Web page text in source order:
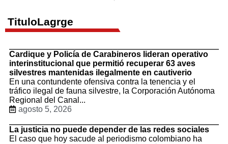
TituloLagrge
Cardique y Policía de Carabineros lideran operativo
interinstitucional que permitió recuperar 63 aves
silvestres mantenidas ilegalmente en cautiverio
En una contundente ofensiva contra la tenencia y el
tráfico ilegal de fauna silvestre, la Corporación Autónoma
Regional del Canal...
agosto 5, 2026
La justicia no puede depender de las redes sociales
El caso que hoy sacude al periodismo colombiano ha